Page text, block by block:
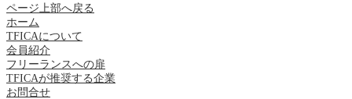
ページ上部へ戻る
ホーム
TFICAについて
会員紹介
フリーランスへの扉
TFICAが推奨する企業
お問合せ